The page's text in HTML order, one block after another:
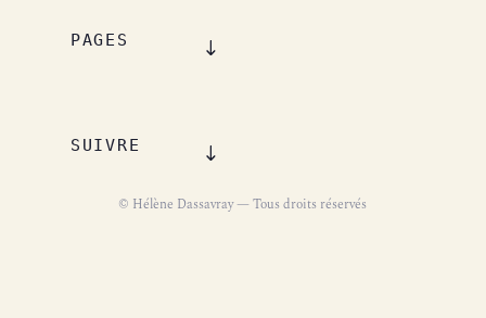
PAGES
SUIVRE
© Hélène Dassavray — Tous droits réservés